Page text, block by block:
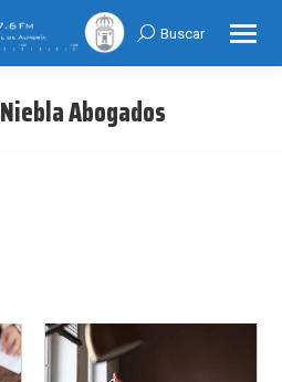
Search:
Buscar
Niebla Abogados